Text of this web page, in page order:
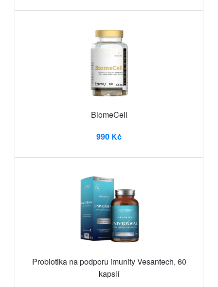
BiomeCell
990 Kč
Probiotika na podporu imunity Vesantech, 60
kapslí